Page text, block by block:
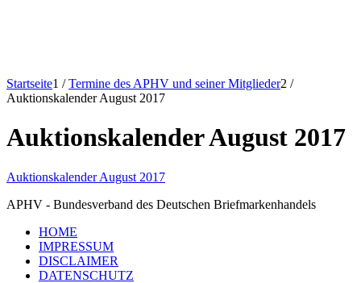
Startseite1 / Termine des APHV und seiner Mitglieder2 /
Auktionskalender August 2017
Auktionskalender August 2017
Auktionskalender August 2017
APHV - Bundesverband des Deutschen Briefmarkenhandels
HOME
IMPRESSUM
DISCLAIMER
DATENSCHUTZ